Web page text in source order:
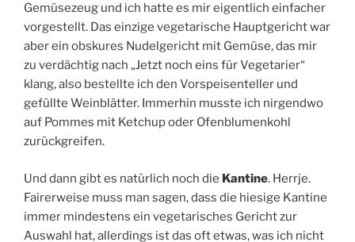
Gemüsezeug und ich hatte es mir eigentlich einfacher
vorgestellt. Das einzige vegetarische Hauptgericht war
aber ein obskures Nudelgericht mit Gemüse, das mir
zu verdächtig nach „Jetzt noch eins für Vegetarier“
klang, also bestellte ich den Vorspeisenteller und
gefüllte Weinblätter. Immerhin musste ich nirgendwo
auf Pommes mit Ketchup oder Ofenblumenkohl
zurückgreifen.
Und dann gibt es natürlich noch die Kantine. Herrje.
Fairerweise muss man sagen, dass die hiesige Kantine
immer mindestens ein vegetarisches Gericht zur
Auswahl hat, allerdings ist das oft etwas, was ich nicht